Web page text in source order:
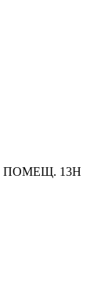
ПОМЕЩ. 13Н